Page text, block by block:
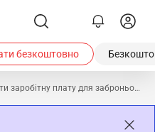
безкоштовно
Як закрити заробітну плату для заброньованого працівника на лікарняному